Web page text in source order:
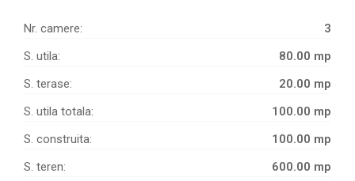
Nr. camere:
3
S. utila:
80.00 mp
S. terase:
20.00 mp
S. utila totala:
100.00 mp
S. construita:
100.00 mp
S. teren:
600.00 mp